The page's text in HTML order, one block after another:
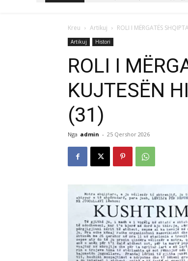
Kreu Artikuj ROLI I MËRGATËS
Artikuj Histori
ROLI I
KUJTESËN
(31)
Nga admin - 25 Qershor 2026